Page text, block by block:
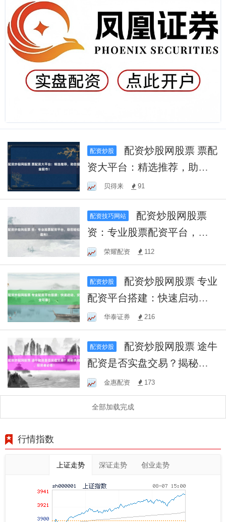
配资炒股
资大平台：精选推荐，助您
掘金股市！
贝得来 91
配资技巧网站
资：专业股票配资平台，助
您轻松盈利！
荣耀配资 112
配资炒股
配资平台搭建：快速启动，
安全可靠！
华泰证券 216
配资炒股
配资是否实盘交易？揭秘真
相，投资者必看！
金惠配资 173
全部加载完成
行情指数
上证走势 深证走势 创业走势